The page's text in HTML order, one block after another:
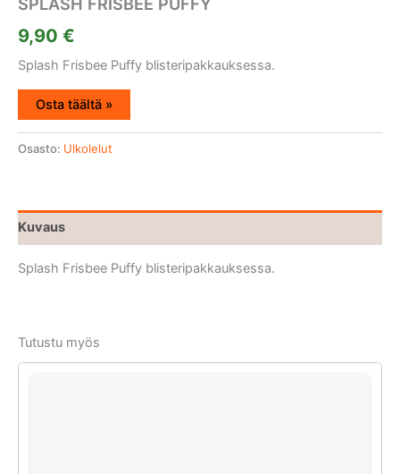
9,90 €
Splash Frisbee Puffy blisteripakkauksessa.
Osta täältä »
Osasto: Ulkolelut
Kuvaus
Splash Frisbee Puffy blisteripakkauksessa.
Tutustu myös